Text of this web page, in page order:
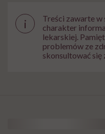
i
Treści zawarte w
charakter
lekarskiej.
problemów ze
skonsultować się